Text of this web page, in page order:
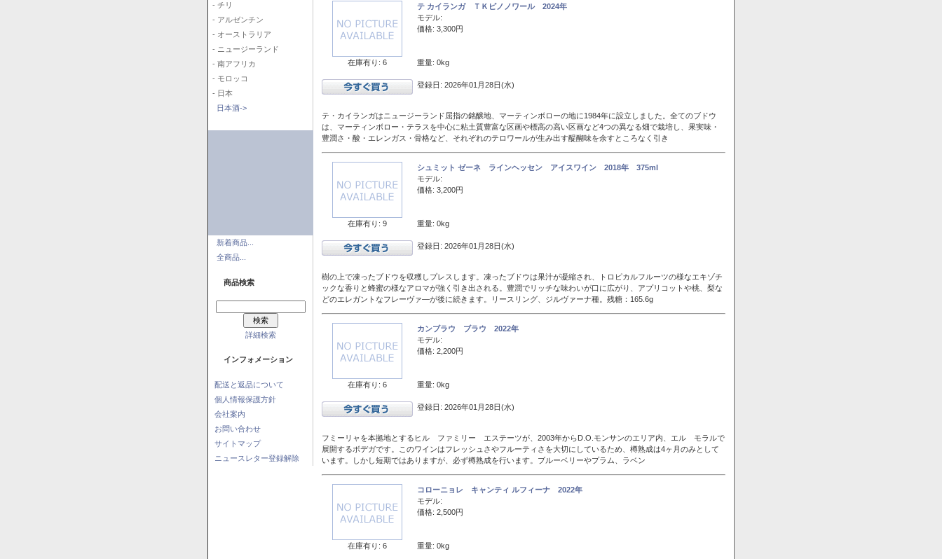
- チリ
- アルゼンチン
- オーストラリア
- ニュージーランド
- 南アフリカ
- モロッコ
- 日本
日本酒->
新着商品...
全商品...
商品検索
詳細検索
インフォメーション
配送と返品について
個人情報保護方針
会社案内
お問い合わせ
サイトマップ
ニュースレター登録解除
在庫有り: 6
テ カイランガ ＴＫピノノワール 2024年
モデル:
価格: 3,300円
重量: 0kg
登録日: 2026年01月28日(水)
テ・カイランガはニュージーランド屈指の銘醸地、マーティンボローの地に1984年に設立しました。全てのブドウ
は、マーティンボロー・テラスを中心に粘土質豊富な区画や標高の高い区画など4つの異なる畑で栽培し、果実味・
豊潤さ・酸・エレンガス・骨格など、それぞれのテロワールが生み出す醍醐味を余すところなく引き
在庫有り: 9
シュミット ゼーネ ラインヘッセン アイスワイン 2018年 375ml
モデル:
価格: 3,200円
重量: 0kg
登録日: 2026年01月28日(水)
樹の上で凍ったブドウを収穫しプレスします。凍ったブドウは果汁が凝縮され、トロピカルフルーツの様なエキゾチ
ックな香りと蜂蜜の様なアロマが強く引き出される。豊潤でリッチな味わいが口に広がり、アプリコットや桃、梨な
どのエレガントなフレーヴァ―が後に続きます。リースリング、ジルヴァーナ種。残糖：165.6g
在庫有り: 6
カンブラウ ブラウ 2022年
モデル:
価格: 2,200円
重量: 0kg
登録日: 2026年01月28日(水)
フミーリャを本拠地とするヒル ファミリー エステーツが、2003年からD.O.モンサンのエリア内、エル モラルで
展開するボデガです。このワインはフレッシュさやフルーティさを大切にしているため、樽熟成は4ヶ月のみとして
います。しかし短期ではありますが、必ず樽熟成を行います。ブルーベリーやプラム、ラベン
在庫有り: 6
コローニョレ キャンティ ルフィーナ 2022年
モデル:
価格: 2,500円
重量: 0kg